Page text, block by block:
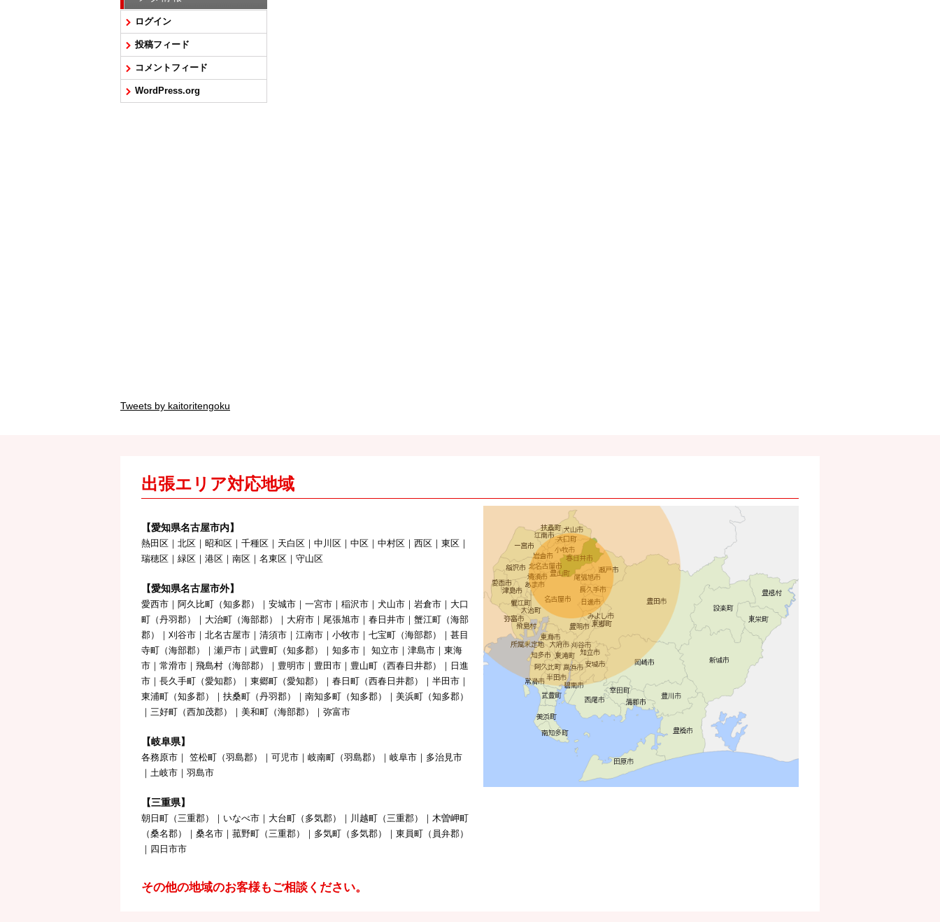
ログイン
投稿フィード
コメントフィード
WordPress.org
Tweets by kaitoritengoku
出張エリア対応地域
【愛知県名古屋市内】
熱田区｜北区｜昭和区｜千種区｜天白区｜中川区｜中区｜中村区｜西区｜東区｜
瑞穂区｜緑区｜港区｜南区｜名東区｜守山区
【愛知県名古屋市外】
愛西市｜阿久比町（知多郡）｜安城市｜一宮市｜稲沢市｜犬山市｜岩倉市｜大口
町（丹羽郡）｜大治町（海部郡）｜大府市｜尾張旭市｜春日井市｜蟹江町（海部
郡）｜刈谷市｜北名古屋市｜清須市｜江南市｜小牧市｜七宝町（海部郡）｜甚目
寺町（海部郡）｜瀬戸市｜武豊町（知多郡）｜知多市｜ 知立市｜津島市｜東海
市｜常滑市｜飛島村（海部郡）｜豊明市｜豊田市｜豊山町（西春日井郡）｜日進
市｜長久手町（愛知郡）｜東郷町（愛知郡）｜春日町（西春日井郡）｜半田市｜
東浦町（知多郡）｜扶桑町（丹羽郡）｜南知多町（知多郡）｜美浜町（知多郡）
｜三好町（西加茂郡）｜美和町（海部郡）｜弥富市
【岐阜県】
各務原市｜ 笠松町（羽島郡）｜可児市｜岐南町（羽島郡）｜岐阜市｜多治見市
｜土岐市｜羽島市
【三重県】
朝日町（三重郡）｜いなべ市｜大台町（多気郡）｜川越町（三重郡）｜木曽岬町
（桑名郡）｜桑名市｜菰野町（三重郡）｜多気町（多気郡）｜東員町（員弁郡）
｜四日市市
その他の地域のお客様もご相談ください。